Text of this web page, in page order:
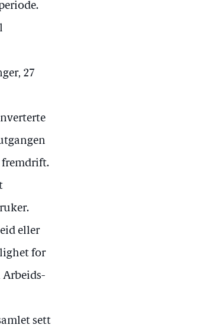
27
fremdrift.
eller
for
sett